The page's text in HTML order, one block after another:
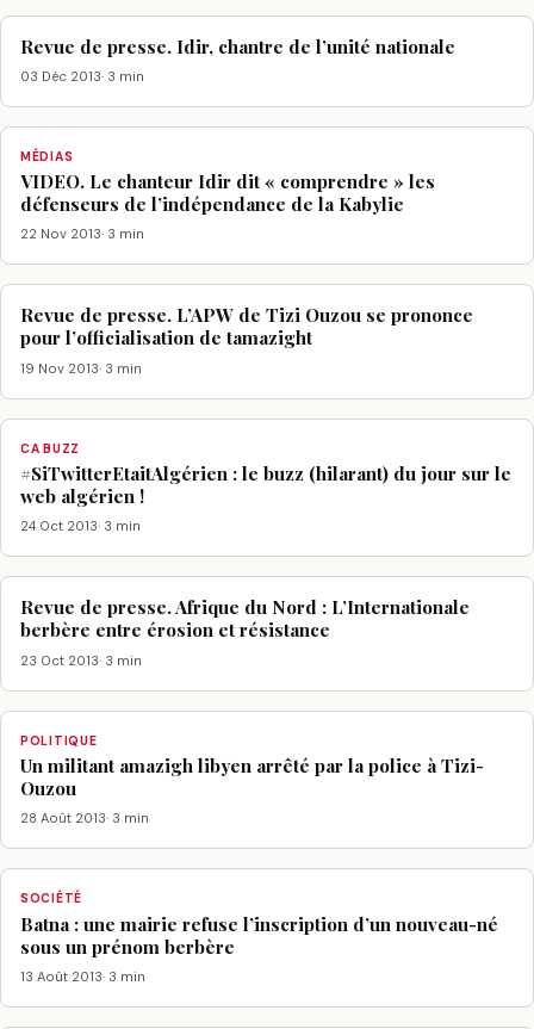
Revue de presse. Idir, chantre de l’unité nationale
03 Déc 2013· 3 min
MÉDIAS
VIDEO. Le chanteur Idir dit « comprendre » les
défenseurs de l’indépendance de la Kabylie
22 Nov 2013· 3 min
Revue de presse. L’APW de Tizi Ouzou se prononce
pour l’officialisation de tamazight
19 Nov 2013· 3 min
CA BUZZ
#SiTwitterEtaitAlgérien : le buzz (hilarant) du jour sur le
web algérien !
24 Oct 2013· 3 min
Revue de presse. Afrique du Nord : L’Internationale
berbère entre érosion et résistance
23 Oct 2013· 3 min
POLITIQUE
Un militant amazigh libyen arrêté par la police à Tizi-
Ouzou
28 Août 2013· 3 min
SOCIÉTÉ
Batna : une mairie refuse l’inscription d’un nouveau-né
sous un prénom berbère
13 Août 2013· 3 min